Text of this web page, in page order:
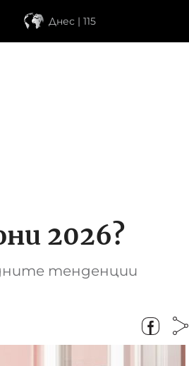
Днес | 115
2026?
тенденции